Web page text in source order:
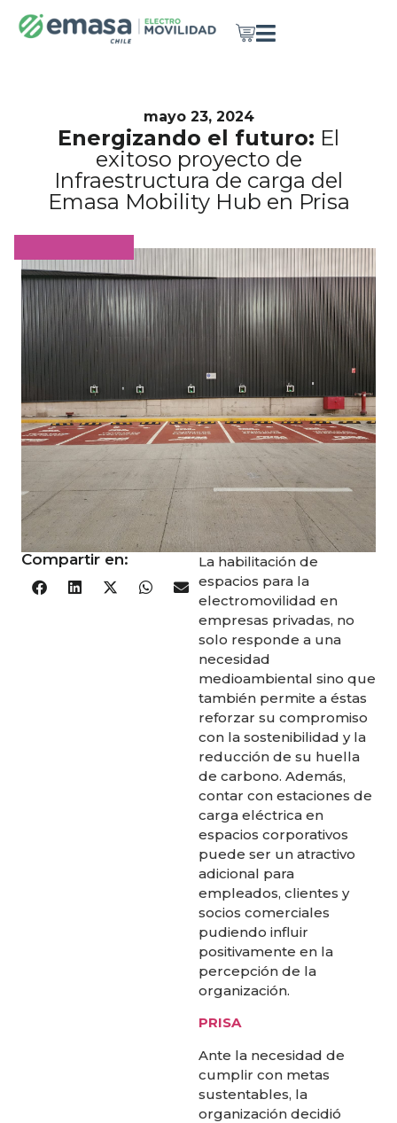
mayo 23, 2024
Energizando el futuro: El
exitoso proyecto de
Infraestructura de carga del
Emasa Mobility Hub en Prisa
Compartir en:
La habilitación de
espacios para la
electromovilidad en
empresas privadas, no
solo responde a una
necesidad
medioambiental sino que
también permite a éstas
reforzar su compromiso
con la sostenibilidad y la
reducción de su huella
de carbono. Además,
contar con estaciones de
carga eléctrica en
espacios corporativos
puede ser un atractivo
adicional para
empleados, clientes y
socios comerciales
pudiendo influir
positivamente en la
percepción de la
organización.
PRISA
Ante la necesidad de
cumplir con metas
sustentables, la
organización decidió